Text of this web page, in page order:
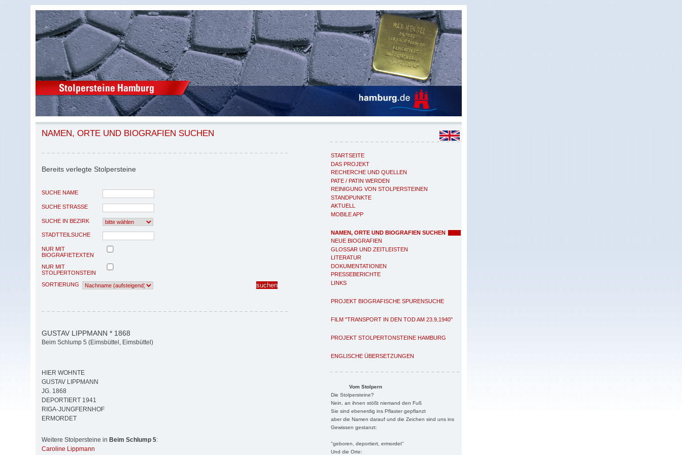
STARTSEITE
DAS PROJEKT
RECHERCHE UND QUELLEN
PATE / PATIN WERDEN
REINIGUNG VON STOLPERSTEINEN
STANDPUNKTE
AKTUELL
MOBILE APP
NAMEN, ORTE UND BIOGRAFIEN SUCHEN
NEUE BIOGRAFIEN
GLOSSAR UND ZEITLEISTEN
LITERATUR
DOKUMENTATIONEN
PRESSEBERICHTE
LINKS
PROJEKT BIOGRAFISCHE SPURENSUCHE
FILM "TRANSPORT IN DEN TOD AM 23.9.1940"
PROJEKT STOLPERTONSTEINE HAMBURG
ENGLISCHE ÜBERSETZUNGEN
Vom Stolpern
Die Stolpersteine?
Nein, an ihnen stößt niemand den Fuß
Sie sind ebenerdig ins Pflaster gepflanzt
aber die Namen darauf und die Zeichen sind uns ins
Gewissen gestanzt:
"geboren, deportiert, ermordet"
Und die Orte:
NAMEN, ORTE UND BIOGRAFIEN SUCHEN
Bereits verlegte Stolpersteine
SUCHE NAME
SUCHE STRASSE
SUCHE IN BEZIRK
STADTTEILSUCHE
NUR MIT
BIOGRAFIETEXTEN
NUR MIT
STOLPERTONSTEIN
SORTIERUNG
GUSTAV LIPPMANN * 1868
Beim Schlump 5 (Eimsbüttel, Eimsbüttel)
HIER WOHNTE
GUSTAV LIPPMANN
JG. 1868
DEPORTIERT 1941
RIGA-JUNGFERNHOF
ERMORDET
Weitere Stolpersteine in Beim Schlump 5:
Caroline Lippmann